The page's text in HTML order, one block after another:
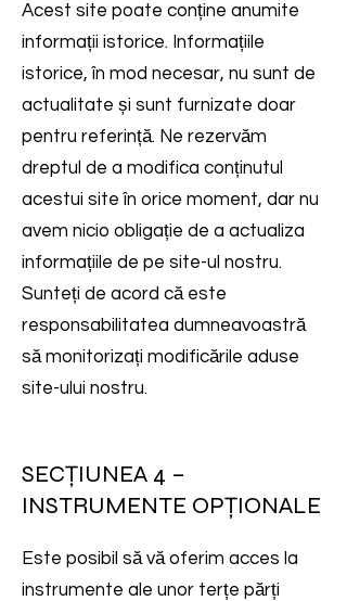
Acest site poate conține anumite
informații istorice. Informațiile
istorice, în mod necesar, nu sunt de
actualitate și sunt furnizate doar
pentru referință. Ne rezervăm
dreptul de a modifica conținutul
acestui site în orice moment, dar nu
avem nicio obligație de a actualiza
informațiile de pe site-ul nostru.
Sunteți de acord că este
responsabilitatea dumneavoastră
să monitorizați modificările aduse
site-ului nostru.
SECȚIUNEA 4 –
INSTRUMENTE OPȚIONALE
Este posibil să vă oferim acces la
instrumente ale unor terțe părți